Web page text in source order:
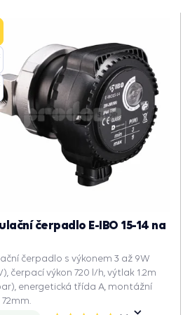
čerpadlo E-IBO 15-14 na
čerpadlo s výkonem 3 až 9W
čerpací výkon 720 l/h, výtlak 1.2m
energetická třída A, montážní